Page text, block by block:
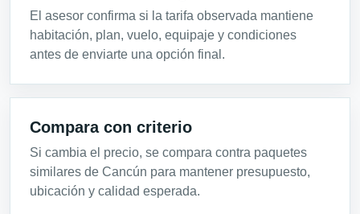
El asesor confirma si la tarifa observada mantiene
habitación, plan, vuelo, equipaje y condiciones
antes de enviarte una opción final.
Compara con criterio
Si cambia el precio, se compara contra paquetes
similares de Cancún para mantener presupuesto,
ubicación y calidad esperada.